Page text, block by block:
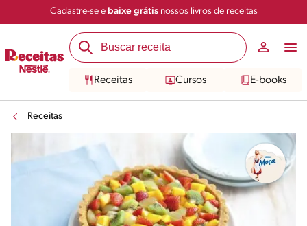
Cadastre-se e baixe grátisnossos livros de receitas
Receitas Cursos E-books
Receitas
Salvar Compartilhar